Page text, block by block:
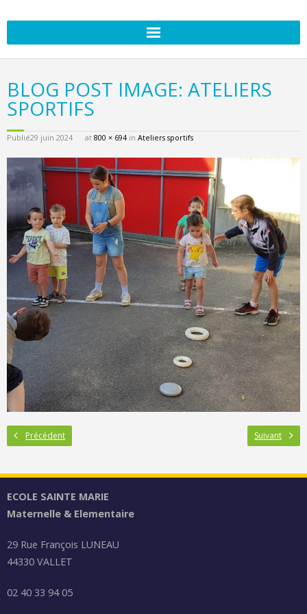
BLOG POST IMAGE: ATELIERS
SPORTIFS
Publié29 juin 2024 at 800 × 694 in Ateliers sportifs
Précédent Suivant
ECOLE SAINTE MARIE
Maternelle & Elementaire
29 Rue François LUNEAU
44330 VALLET
02 40 33 94 05